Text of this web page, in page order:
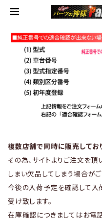
複数店舗で同時に販売しており
その為、サイトよりご注文を
しまい欠品してしまう場合がご
今後の入荷予定を確認して入
受け致します。
在庫確認につきましてはお電